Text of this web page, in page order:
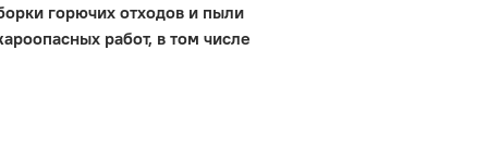
горючих отходов и пыли
работ, в том числе